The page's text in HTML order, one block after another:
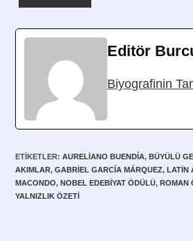
Editör
Biyografinin
ETIKETLER:AURELIANO BUENDÍA, BÜYÜLÜ
AKIMLAR, GABRIEL GARCÍA MÁRQUEZ, LATIN
MACONDO, NOBEL EDEBIYAT ÖDÜLÜ, ROMAN
YALNIZLIK ÖZETI